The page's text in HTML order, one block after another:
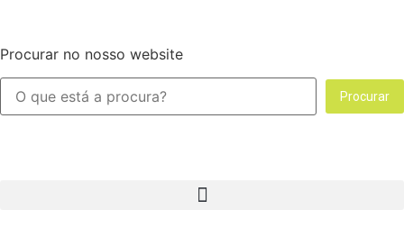
Procurar no nosso website
Procurar